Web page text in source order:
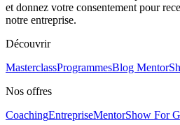
et donnez votre consentement pour
notre entreprise.
Découvrir
MasterclassProgrammesBlog
Nos offres
CoachingEntrepriseMentorShow For